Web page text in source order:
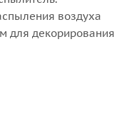
воздуха
для декорирования